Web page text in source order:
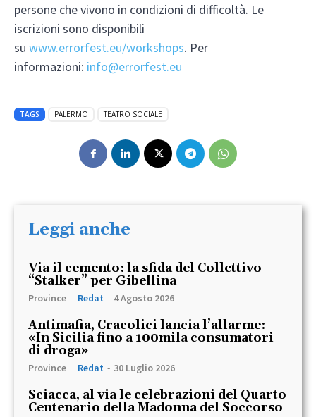
persone che vivono in condizioni di difficoltà. Le
iscrizioni sono disponibili
su www.errorfest.eu/workshops. Per
informazioni: info@errorfest.eu
TAGS PALERMO TEATRO SOCIALE
Leggi anche
Via il cemento: la sfida del Collettivo
“Stalker” per Gibellina
Province Redat - 4 Agosto 2026
Antimafia, Cracolici lancia l’allarme:
«In Sicilia fino a 100mila consumatori
di droga»
Province Redat - 30 Luglio 2026
Sciacca, al via le celebrazioni del Quarto
Centenario della Madonna del Soccorso